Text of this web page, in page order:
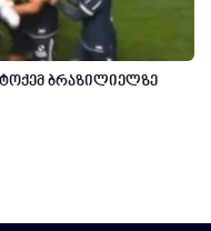
ბრაზილიელზე